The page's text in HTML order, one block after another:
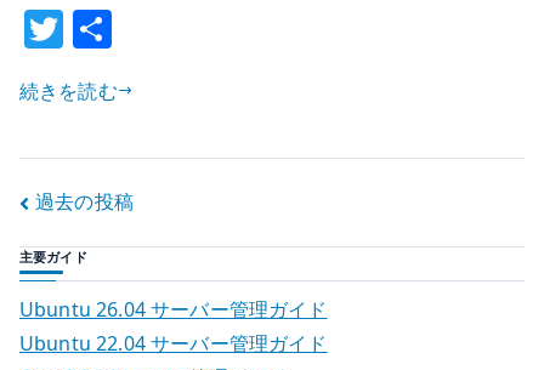
が
変
わ
–
を
専
有
か
T
w
it
te
r
続きを読む
投
稿
ナ
ビ
過去の投稿
主要ガイド
Ubuntu 26.04 サーバー管理ガイド
Ubuntu 22.04 サーバー管理ガイド